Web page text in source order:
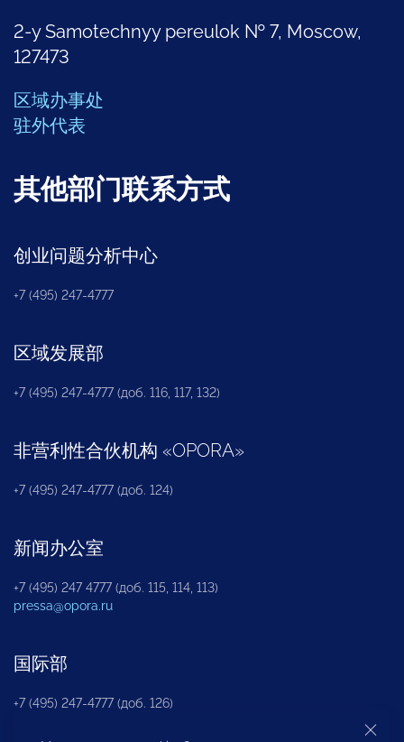
2-y Samotechnyy pereulok № 7, Moscow,
127473
区域办事处
驻外代表
其他部门联系方式
创业问题分析中心
+7 (495) 247-4777
区域发展部
+7 (495) 247-4777 (доб. 116, 117, 132)
非营利性合伙机构 «OPORA»
+7 (495) 247-4777 (доб. 124)
新闻办公室
+7 (495) 247 4777 (доб. 115, 114, 113)
pressa@opora.ru
国际部
+7 (495) 247-4777 (доб. 126)